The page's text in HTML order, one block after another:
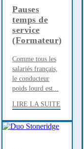
Pauses
temps de
service
(Formateur)
Comme tous les
salariés français,
le conducteur
poids lourd est...
LIRE LA SUITE